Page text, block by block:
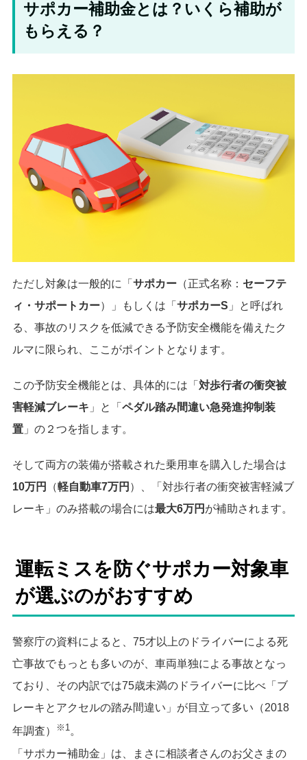
サポカー補助金とは？いくら補助が
もらえる？
ただし対象は一般的に「 サポカー （正式名称： セーフテ
ィ・サポートカー）」もしくは「 サポカーS 」と呼ばれ
る、事故のリスクを低減できる予防安全機能を備えたク
ルマに限られ、ここがポイントとなります。
この予防安全機能とは、具体的には「 対歩行者の衝突被
害軽減ブレーキ 」と「 ペダル踏み間違い急発進抑制装
置 」の２つを指します。
そして両方の装備が搭載された乗用車を購入した場合は
10万円
（軽自動車7万円 ）、「対歩行者の衝突被害軽減ブ
レーキ」のみ搭載の場合には最大6万円 が補助されます。
運転ミスを防ぐサポカー対象車
が選ぶのがおすすめ
警察庁の資料によると、75才以上のドライバーによる死
亡事故でもっとも多いのが、車両単独による事故となっ
ており、その内訳では75歳未満のドライバーに比べ「ブ
レーキとアクセルの踏み間違い」が目立って多い（2018
年調査） ※1。
「サポカー補助金」は、まさに相談者さんのお父さまの